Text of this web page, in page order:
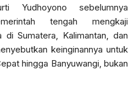
Yudhoyono sebelumnya
tengah mengkaji
di Sumatera, Kalimantan, dan
keinginannya untuk
hingga Banyuwangi, bukan